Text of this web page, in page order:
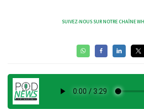
SUIVEZ-NOUS SUR NOTRE CHAÎNE